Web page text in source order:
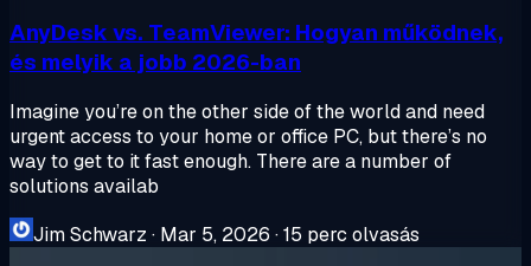
AnyDesk vs. TeamViewer: Hogyan működnek,
és melyik a jobb 2026-ban
Imagine you’re on the other side of the world and need
urgent access to your home or office PC, but there’s no
way to get to it fast enough. There are a number of
solutions availab
Jim Schwarz · Mar 5, 2026 ·15 perc olvasás